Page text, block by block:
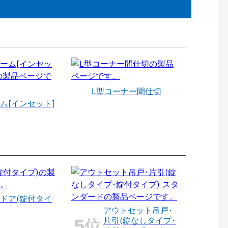
[インセット]
L型コーナー間仕切
ア(錠付タイ
アウトセット吊戸･
片引(錠なしタイプ･